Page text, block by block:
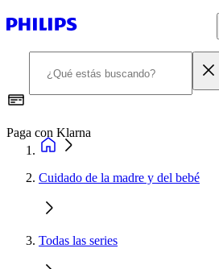
Paga con Klarna
Cuidado de la madre y del bebé
Todas las series